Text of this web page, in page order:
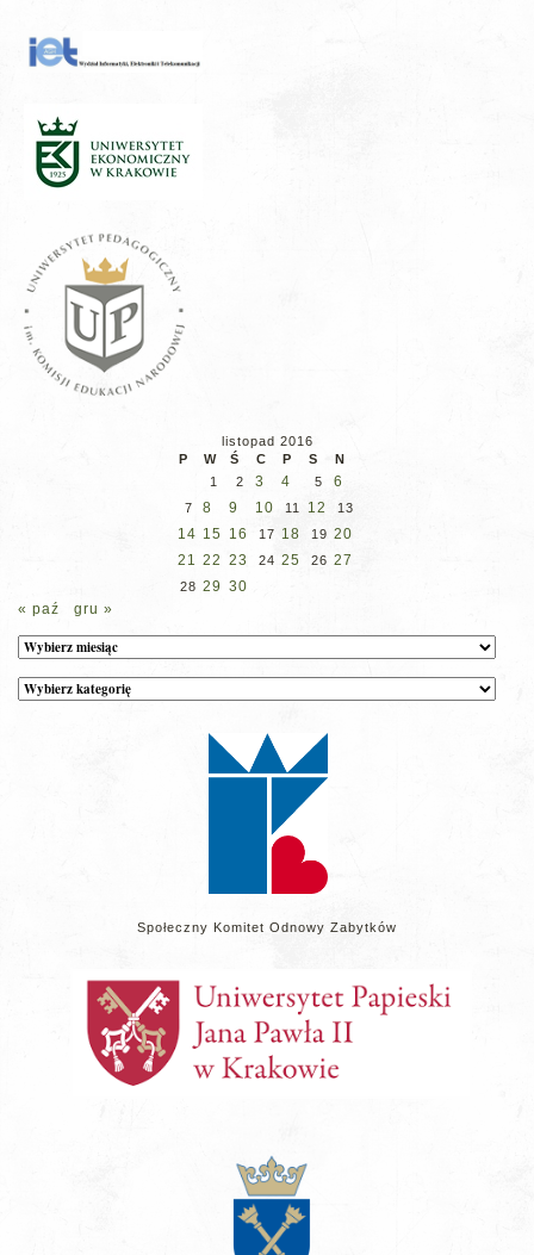
listopad 2016
P
W Ś C P S
N
1
2 3 4 5 6
7 8 9 10 11 12 13
14 15 16 17 18 19 20
21 22 23 24 25 26 27
28 29 30
« paź
gru »
Archiwum
Kategorie
wpisów
Społeczny Komitet Odnowy Zabytków